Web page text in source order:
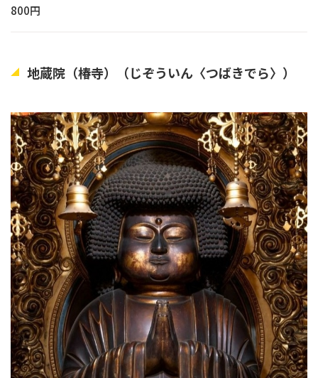
800円
地蔵院（椿寺）（じぞういん〈つばきでら〉）